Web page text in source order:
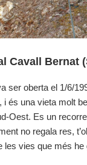
Cavall Bernat
ser oberta el 1/6/
i és una vieta molt
Oest. Es un
no regala res,
les vies que més he